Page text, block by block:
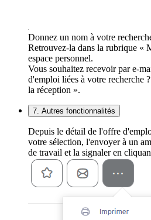
Donnez un nom à votre
Retrouvez-la dans la rubrique «
espace personnel.
Vous souhaitez recevoir par e-
d'emploi liées à votre recherche
la réception ».
7. Autres fonctionnalités
Depuis le détail de l'offre
votre sélection, l'envoyer à un
de travail et la signaler en